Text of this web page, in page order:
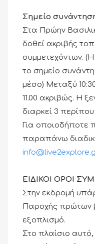
Σημείο
Στα Πρώην
δοθεί ακριβής
συμμετεχόντων.
το σημείο
μέσο) Μεταξύ
11.00 ακριβώς. Η
διαρκεί 3
Για οποιοδήποτε
παραπάνω
ΕΙΔΙΚΟΙ ΟΡΟΙ
Στην εκδρομή
Παροχής πρώτων
εξοπλισμό.
Στο πλαίσιο